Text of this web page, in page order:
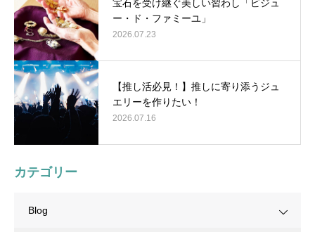
宝石を受け継ぐ美しい習わし「ビジュ
ー・ド・ファミーユ」
2026.07.23
【推し活必見！】推しに寄り添うジュ
エリーを作りたい！
2026.07.16
カテゴリー
Blog